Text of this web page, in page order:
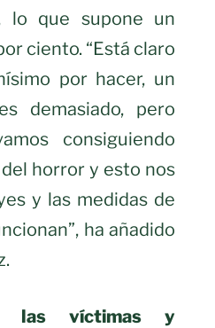
lo que supone un
ciento. “Está claro
por hacer, un
demasiado, pero
consiguiendo
horror y esto nos
y las medidas de
ha añadido
las víctimas y